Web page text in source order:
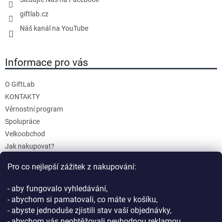
Pro co nejlepší zážitek z nakupování:
- aby fungovalo vyhledávání,
- abychom si pamatovali, co máte v košíku,
- abyste jednoduše zjistili stav vaší objednávky,
giftlab.cz
Náš kanál na YouTube
Informace pro vás
O GiftLab
KONTAKTY
Věrnostní program
Spolupráce
Velkoobchod
Jak nakupovat?
Reklamace a Vrácení
Obchodní podmínky
Podmínky ochrany osobních údajů